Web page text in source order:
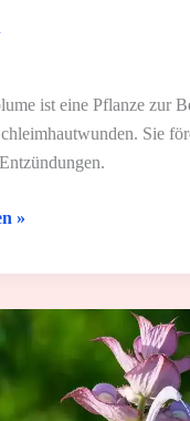
ist eine Pflanze zur
Sie
»